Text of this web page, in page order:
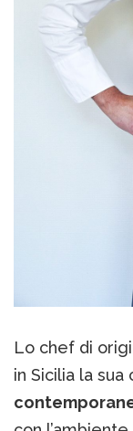
Lo chef di
in Sicilia la sua